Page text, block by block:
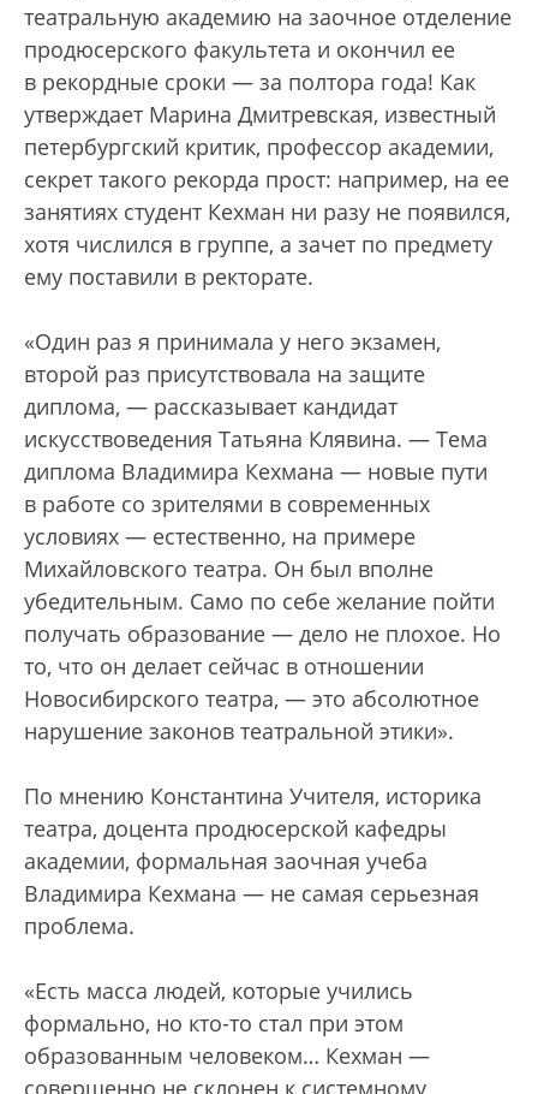
театральную академию на заочное отделение
продюсерского факультета и окончил ее
в рекордные сроки — за полтора года! Как
утверждает Марина Дмитревская, известный
петербургский критик, профессор академии,
секрет такого рекорда прост: например, на ее
занятиях студент Кехман ни разу не появился,
хотя числился в группе, а зачет по предмету
ему поставили в ректорате.
«Один раз я принимала у него экзамен,
второй раз присутствовала на защите
диплома, — рассказывает кандидат
искусствоведения Татьяна Клявина. — Тема
диплома Владимира Кехмана — новые пути
в работе со зрителями в современных
условиях — естественно, на примере
Михайловского театра. Он был вполне
убедительным. Само по себе желание пойти
получать образование — дело не плохое. Но
то, что он делает сейчас в отношении
Новосибирского театра, — это абсолютное
нарушение законов театральной этики».
По мнению Константина Учителя, историка
театра, доцента продюсерской кафедры
академии, формальная заочная учеба
Владимира Кехмана — не самая серьезная
проблема.
«Есть масса людей, которые учились
формально, но кто-то стал при этом
образованным человеком… Кехман —
совершенно не склонен к системному